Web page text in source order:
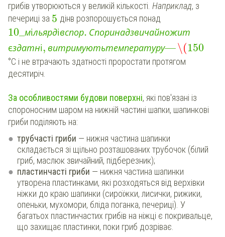
грибів утворюються у великій кількості. Наприклад, з
печериці за 5 дінв розпорошується понад
10 мільярдівспор. Споринадзвичайножит
єздатні, витримуютьтемпературу—\(150
°С і не втрачають здатності проростати протягом
десятиріч.
За особливостями будови поверхні, які пов'язані із
спороносним шаром на нижній частині шапки, шапинкові
гриби поділяють на:
трубчасті гриби — нижня частина шапинки
складається зі щільно розташованих трубочок (білий
гриб, маслюк звичайний, підберезник);
пластинчасті гриби — нижня частина шапинки
утворена пластинками, які розходяться від верхівки
ніжки до краю шапинки (сироїжки, лисички, рижики,
опеньки, мухомори, бліда поганка, печериці). У
багатьох пластинчастих грибів на ніжці є покривальце,
що захищає пластинки, поки гриб дозріває.